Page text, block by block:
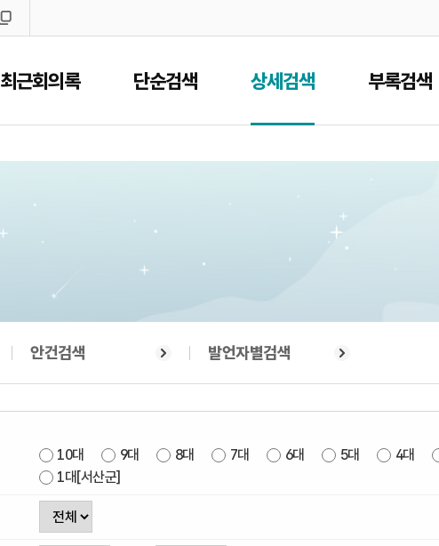
최근회의록 단순검색 상세검색 부록검색
안건검색 발언자별검색
10대 9대 8대 7대 6대 5대 4대
1대[서산군]